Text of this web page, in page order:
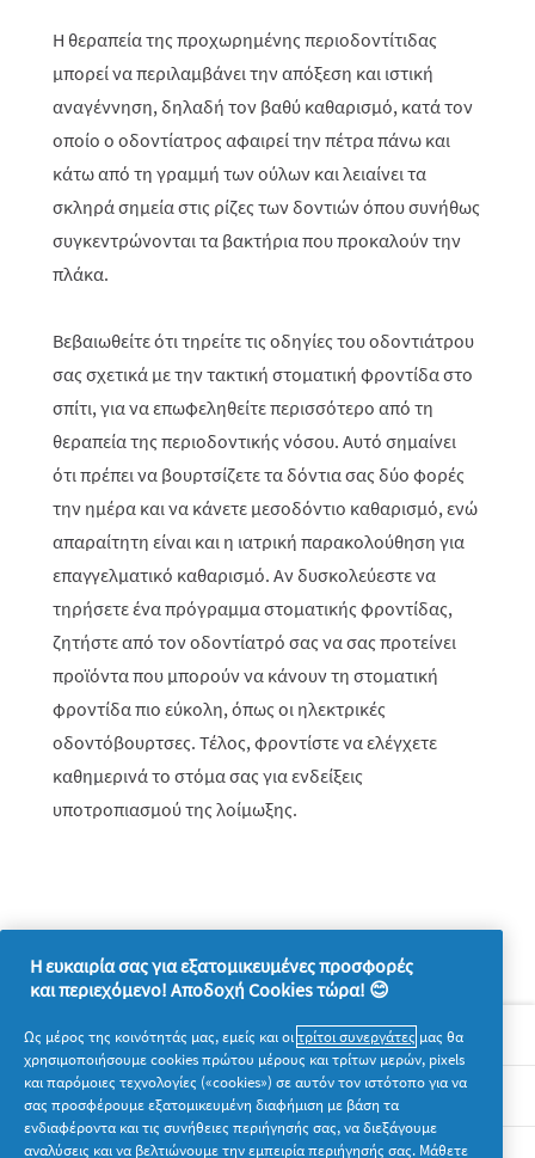
Η θεραπεία της προχωρημένης περιοδοντίτιδας
μπορεί να περιλαμβάνει την απόξεση και ιστική
αναγέννηση, δηλαδή τον βαθύ καθαρισμό, κατά τον
οποίο ο οδοντίατρος αφαιρεί την πέτρα πάνω και
κάτω από τη γραμμή των ούλων και λειαίνει τα
σκληρά σημεία στις ρίζες των δοντιών όπου συνήθως
συγκεντρώνονται τα βακτήρια που προκαλούν την
πλάκα.
Βεβαιωθείτε ότι τηρείτε τις οδηγίες του οδοντιάτρου
σας σχετικά με την τακτική στοματική φροντίδα στο
σπίτι, για να επωφεληθείτε περισσότερο από τη
θεραπεία της περιοδοντικής νόσου. Αυτό σημαίνει
ότι πρέπει να βουρτσίζετε τα δόντια σας δύο φορές
την ημέρα και να κάνετε μεσοδόντιο καθαρισμό, ενώ
απαραίτητη είναι και η ιατρική παρακολούθηση για
επαγγελματικό καθαρισμό. Αν δυσκολεύεστε να
τηρήσετε ένα πρόγραμμα στοματικής φροντίδας,
ζητήστε από τον οδοντίατρό σας να σας προτείνει
προϊόντα που μπορούν να κάνουν τη στοματική
φροντίδα πιο εύκολη, όπως οι ηλεκτρικές
οδοντόβουρτσες. Τέλος, φροντίστε να ελέγχετε
καθημερινά το στόμα σας για ενδείξεις
υποτροπιασμού της λοίμωξης.
Σχετικά με την P&G
Νομικά
Η ευκαιρία σας για εξατομικευμένες προσφορές
και περιεχόμενο! Αποδοχή Cookies τώρα! 😊
Ως μέρος της κοινότητάς μας, εμείς και οιτρίτοι συνεργάτες μας θα
χρησιμοποιήσουμε cookies πρώτου μέρους και τρίτων μερών, pixels
και παρόμοιες τεχνολογίες («cookies») σε αυτόν τον ιστότοπο για να
σας προσφέρουμε εξατομικευμένη διαφήμιση με βάση τα
ενδιαφέροντα και τις συνήθειες περιήγησής σας, να διεξάγουμε
αναλύσεις και να βελτιώνουμε την εμπειρία περιήγησής σας. Μάθετε